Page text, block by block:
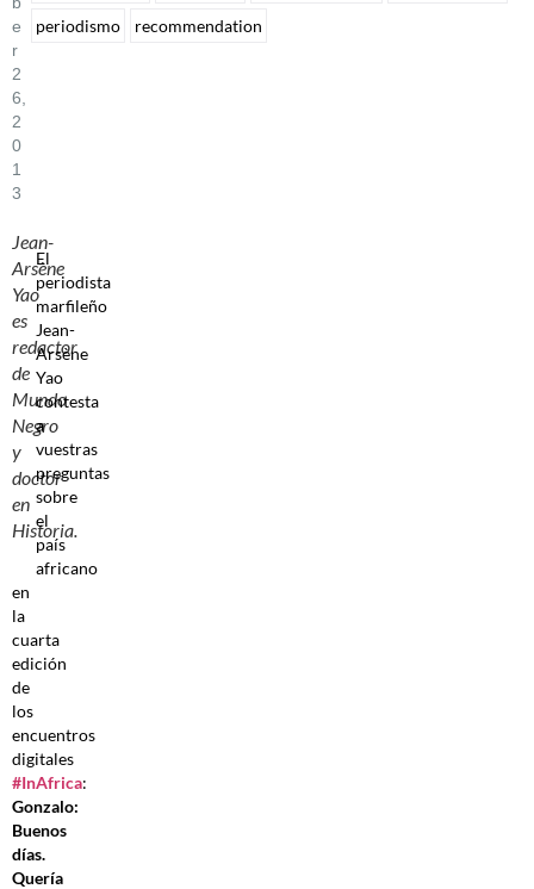
E
R
2
6,
2
0
1
3
Jean-
Arsène
Yao
es
redactor
de
Mundo
Negro
y
doctor
en
Historia.
El
periodista
marfileño
Jean-
Arsène
Yao
contesta
a
vuestras
preguntas
sobre
el
país
africano
en
la
cuarta
edición
de
los
encuentros
digitales
#InAfrica:
Gonzalo:
Buenos
días.
Quería
periodismo
recommendation